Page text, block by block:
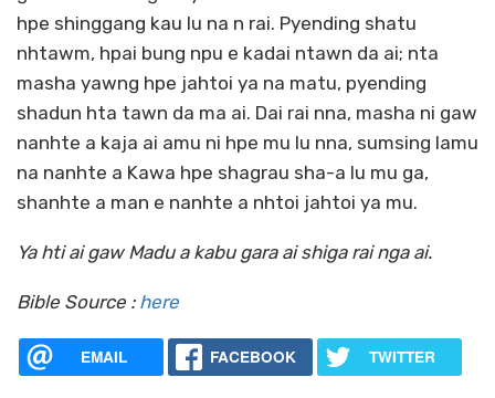
hpe shinggang kau lu na n rai. Pyending shatu
nhtawm, hpai bung npu e kadai ntawn da ai; nta
masha yawng hpe jahtoi ya na matu, pyending
shadun hta tawn da ma ai. Dai rai nna, masha ni gaw
nanhte a kaja ai amu ni hpe mu lu nna, sumsing lamu
na nanhte a Kawa hpe shagrau sha-a lu mu ga,
shanhte a man e nanhte a nhtoi jahtoi ya mu.
Ya hti ai gaw Madu a kabu gara ai shiga rai nga ai.
Bible Source : here
EMAIL FACEBOOK TWITTER